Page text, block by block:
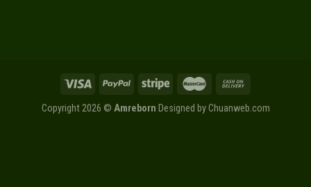
Copyright 2026 © Amreborn Designed byChuanweb.com